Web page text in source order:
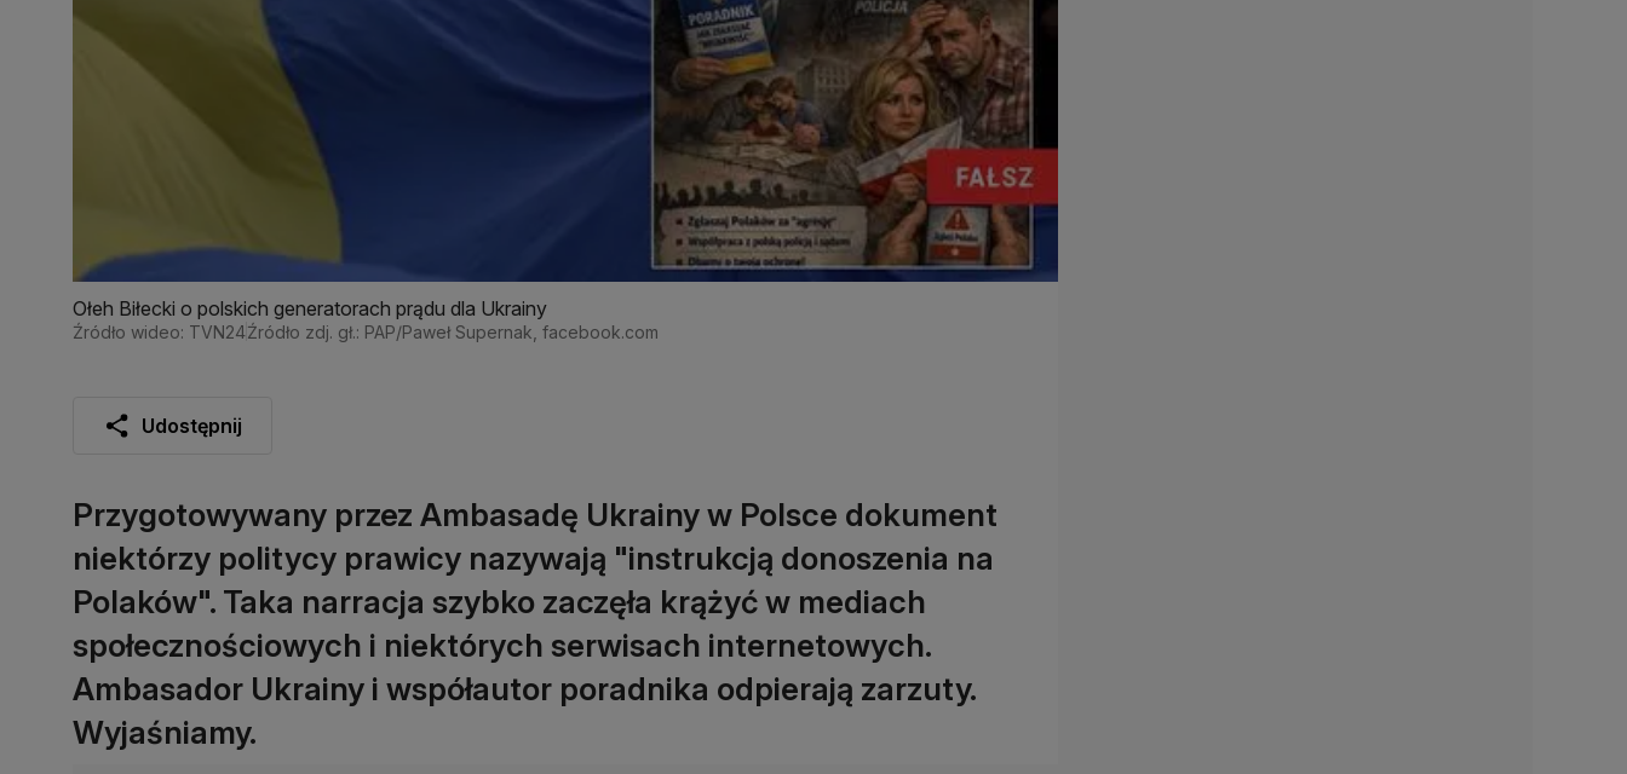
Ołeh Biłecki o polskich generatorach prądu dla Ukrainy
Źródło wideo: TVN24Źródło zdj. gł.: PAP/Paweł Supernak, facebook.com
Udostępnij
Przygotowywany przez Ambasadę Ukrainy w Polsce dokument
niektórzy politycy prawicy nazywają "instrukcją donoszenia na
Polaków". Taka narracja szybko zaczęła krążyć w mediach
społecznościowych i niektórych serwisach internetowych.
Ambasador Ukrainy i współautor poradnika odpierają zarzuty.
Wyjaśniamy.